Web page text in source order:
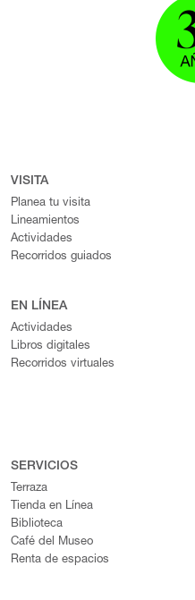
VISITA
Planea tu visita
Lineamientos
Actividades
Recorridos guiados
EN LÍNEA
Actividades
Libros digitales
Recorridos virtuales
SERVICIOS
Terraza
Tienda en Línea
Biblioteca
Café del Museo
Renta de espacios